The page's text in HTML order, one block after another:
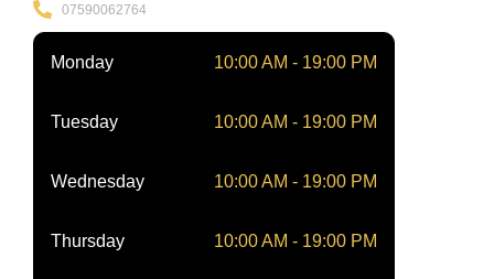
07590062764
Monday 10:00 AM - 19:00 PM
Tuesday 10:00 AM - 19:00 PM
Wednesday 10:00 AM - 19:00 PM
Thursday 10:00 AM - 19:00 PM